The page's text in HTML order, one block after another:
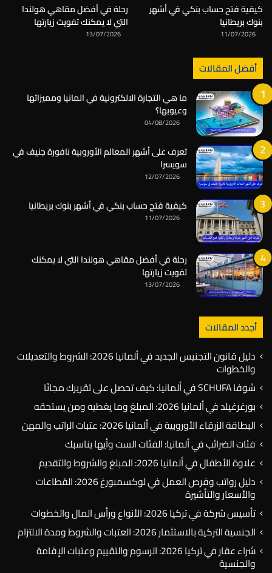
كيفية فتح حساب بنكي في أشهر
بنوك بريطانيا
11/07/2026
رحلة في أفضل مقاهي هولندا
التي لا يمكنك تفويت زيارتها
13/07/2026
أفضل المقالات
ما هي التجارة الالكترونية في المانيا ومميزاتها
وعيوبها؟
04/08/2026
تعرف على أشهر المعالم الأوروبية نافورة جنيف في
سويسرا
12/07/2026
كيفية فتح حساب بنكي في أشهر بنوك بريطانيا
11/07/2026
رحلة في أفضل مقاهي هولندا التي لا يمكنك
تفويت زيارتها
13/07/2026
أجدد المقالات
دليل قانون التجنيس الجديد في ألمانيا 2026: الشروط والتعديلات
والخطوات
شوفا SCHUFA في ألمانيا: كيف تحصل على تقريرك مجانًا
بورغرغيلد في ألمانيا 2026: المبلغ وما يغطيه ومن يستحقه
البطاقة الزرقاء الأوروبية في ألمانيا 2026: عتبات الراتب والمهن
فئات الضرائب في ألمانيا: الفئات الست وأيها يناسبك
علاوة الأطفال في ألمانيا 2026: المبلغ والشروط والتقديم
دليل رواتب وفرص العمل في لوكسمبورغ 2026: القطاعات
والأسعار والتأشيرة
تأسيس شركة في تركيا 2026: الأنواع ورأس المال والخطوات
الجنسية التركية بالاستثمار 2026: العتبات والشروط ومدة الالتزام
شراء عقار في تركيا 2026: الرسوم والتقييم وعتبات الإقامة
والجنسية